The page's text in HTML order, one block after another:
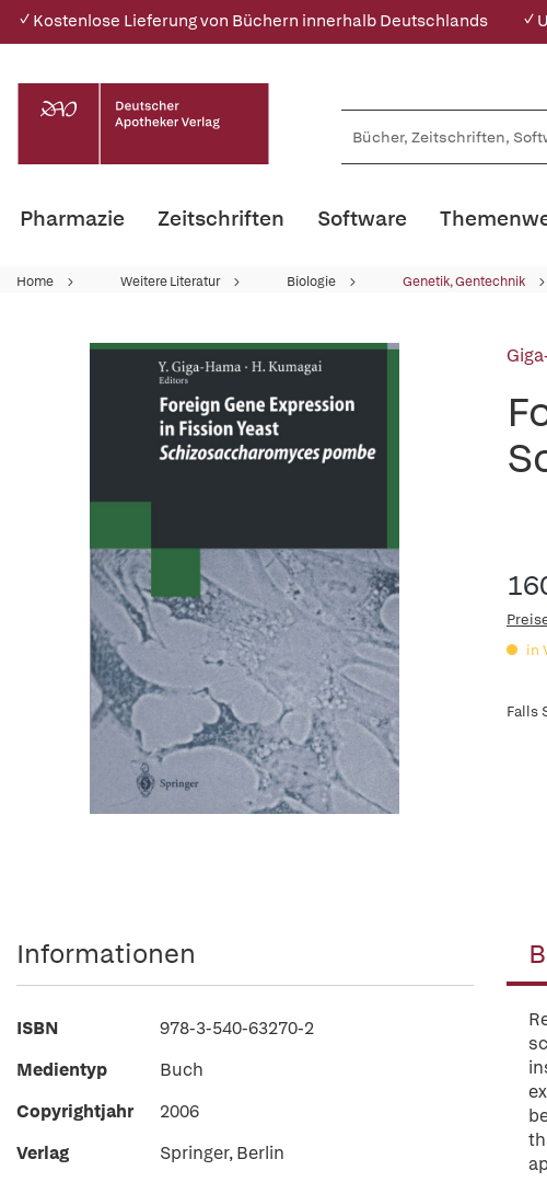
✓ Kostenlose Lieferung von Büchern innerhalb Deutschlands ✓
Pharmazie Zeitschriften Software
Home Weitere Literatur Biologie Genetik, Gentechnik
in
Falls
Informationen
ISBN
978-3-540-63270-2
Medientyp
Buch
Copyrightjahr
2006
Verlag
Springer, Berlin